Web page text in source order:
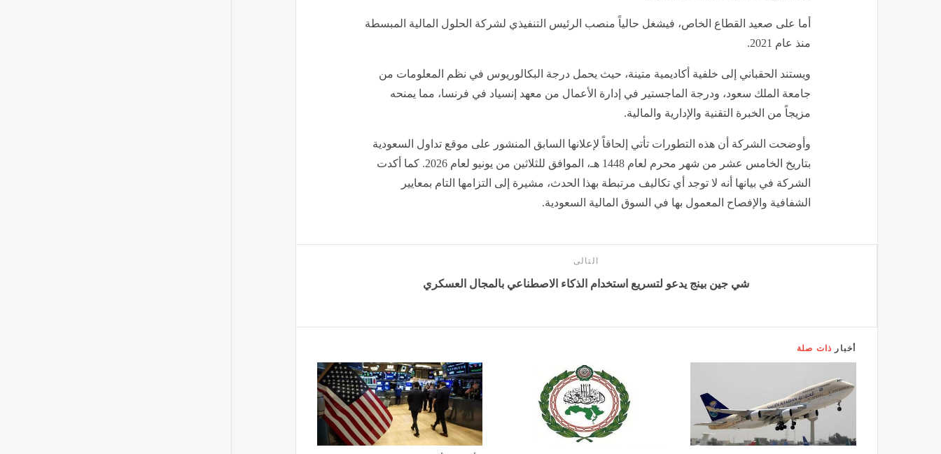
أما على صعيد القطاع الخاص، فيشغل حالياً منصب الرئيس التنفيذي لشركة الحلول المالية المبسطة
منذ عام 2021.
ويستند الحقباني إلى خلفية أكاديمية متينة، حيث يحمل درجة البكالوريوس في نظم المعلومات من
جامعة الملك سعود، ودرجة الماجستير في إدارة الأعمال من معهد إنسياد في فرنسا، مما يمنحه
مزيجاً من الخبرة التقنية والإدارية والمالية.
وأوضحت الشركة أن هذه التطورات تأتي إلحاقاً لإعلانها السابق المنشور على موقع تداول السعودية
بتاريخ الخامس عشر من شهر محرم لعام 1448 هـ، الموافق للثلاثين من يونيو لعام 2026. كما أكدت
الشركة في بيانها أنه لا توجد أي تكاليف مرتبطة بهذا الحدث، مشيرة إلى التزامها التام بمعايير
الشفافية والإفصاح المعمول بها في السوق المالية السعودية.
التالى
شي جين بينج يدعو لتسريع استخدام الذكاء الاصطناعي بالمجال العسكري
أخبار ذات صلة